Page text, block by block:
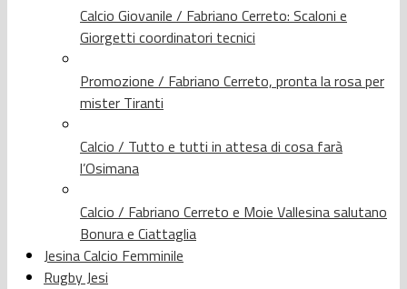
Calcio Giovanile / Fabriano Cerreto: Scaloni e
Giorgetti coordinatori tecnici
Promozione / Fabriano Cerreto, pronta la rosa per
mister Tiranti
Calcio / Tutto e tutti in attesa di cosa farà
l’Osimana
Calcio / Fabriano Cerreto e Moie Vallesina salutano
Bonura e Ciattaglia
Jesina Calcio Femminile
Rugby Jesi